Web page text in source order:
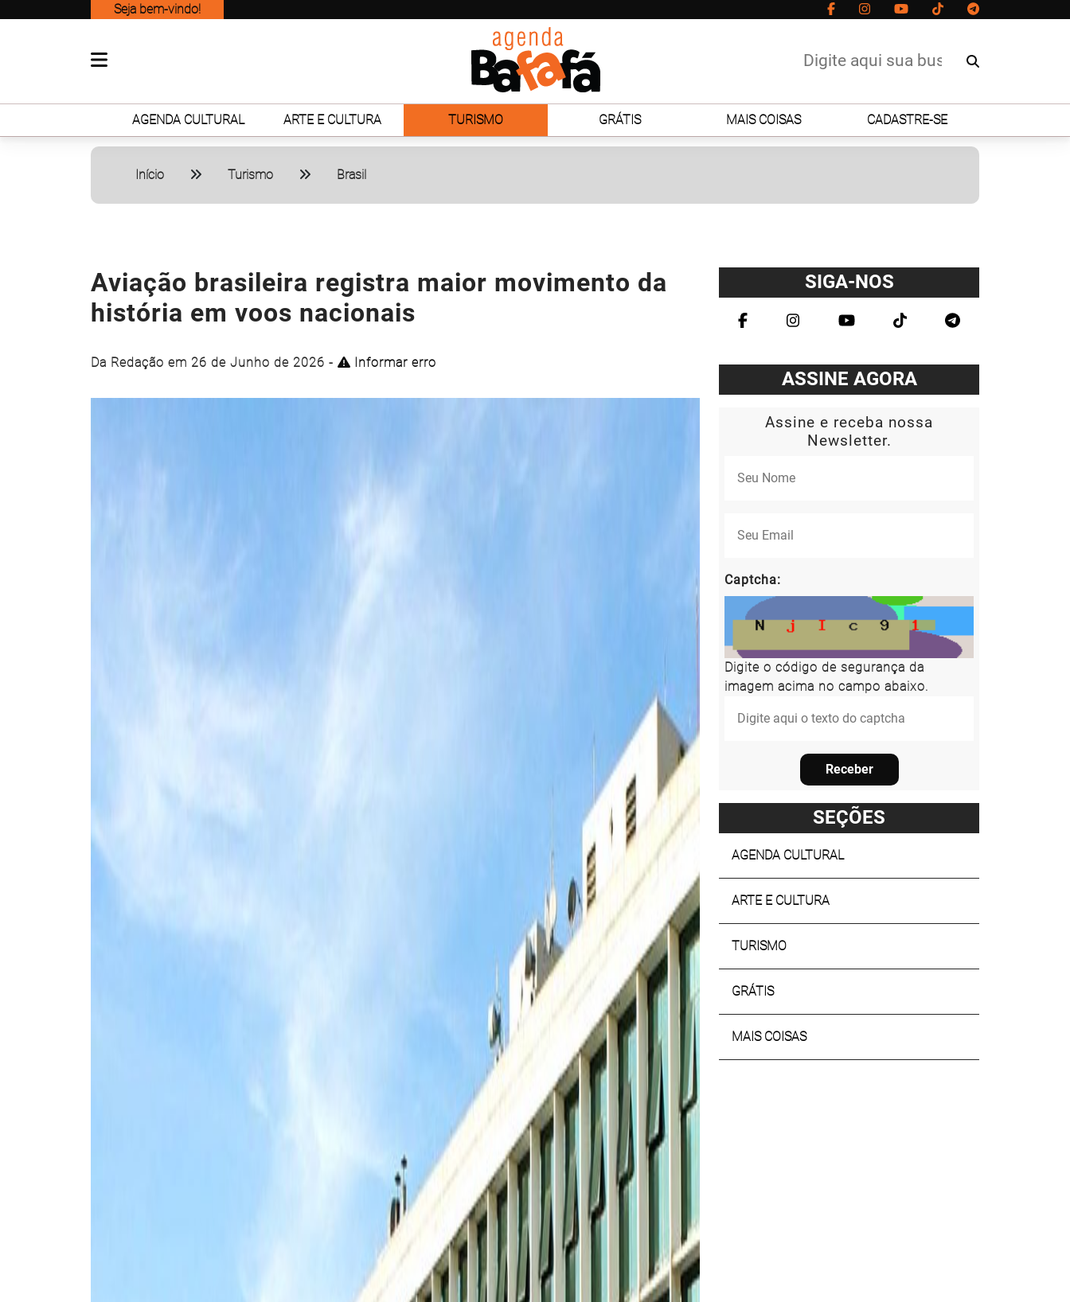
Seja bem-vindo!
AGENDA CULTURAL ARTE E CULTURA TURISMO GRÁTIS MAIS COISAS CADASTRE-SE
Início Turismo Brasil
Aviação brasileira registra maior movimento da
história em voos nacionais
Da Redação em 26 de Junho de 2026 - Informar erro
SIGA-NOS
ASSINE AGORA
Assine e receba nossa
Newsletter.
Captcha:
Digite o código de segurança da
imagem acima no campo abaixo.
Receber
SEÇÕES
AGENDA CULTURAL
ARTE E CULTURA
TURISMO
GRÁTIS
MAIS COISAS